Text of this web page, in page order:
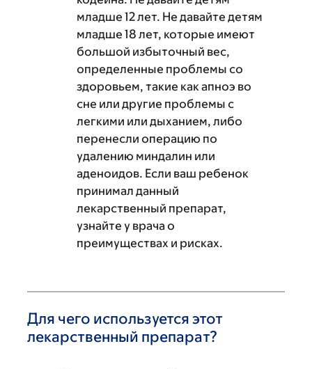
младше 12 лет. Не давайте детям
младше 18 лет, которые имеют
большой избыточный вес,
определенные проблемы со
здоровьем, такие как апноэ во
сне или другие проблемы с
легкими или дыханием, либо
перенесли операцию по
удалению миндалин или
аденоидов. Если ваш ребенок
принимал данный
лекарственный препарат,
узнайте у врача о
преимуществах и рисках.
Для чего используется этот
лекарственный препарат?